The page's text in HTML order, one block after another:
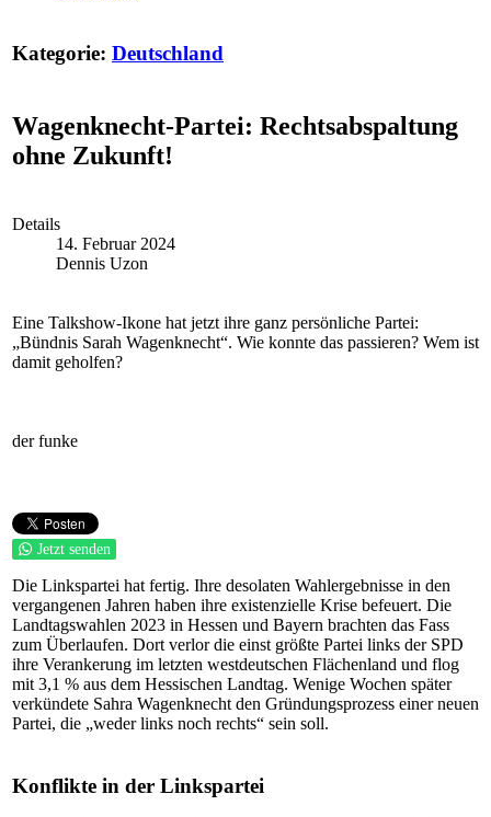
Kategorie: Deutschland
Wagenknecht-Partei: Rechtsabspaltung
ohne Zukunft!
Details
14. Februar 2024
Dennis Uzon
Eine Talkshow-Ikone hat jetzt ihre ganz persönliche Partei:
„Bündnis Sarah Wagenknecht“. Wie konnte das passieren? Wem ist
damit geholfen?
der funke
Jetzt senden
Die Linkspartei hat fertig. Ihre desolaten Wahlergebnisse in den
vergangenen Jahren haben ihre existenzielle Krise befeuert. Die
Landtagswahlen 2023 in Hessen und Bayern brachten das Fass
zum Überlaufen. Dort verlor die einst größte Partei links der SPD
ihre Verankerung im letzten westdeutschen Flächenland und flog
mit 3,1 % aus dem Hessischen Landtag. Wenige Wochen später
verkündete Sahra Wagenknecht den Gründungsprozess einer neuen
Partei, die „weder links noch rechts“ sein soll.
Konflikte in der Linkspartei